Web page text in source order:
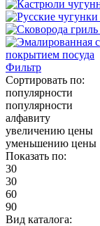
покрытием посуда
Фильтр
Сортировать по:
популярности
популярности
алфавиту
увеличению цены
уменьшению цены
Показать по:
30
30
60
90
Вид каталога: